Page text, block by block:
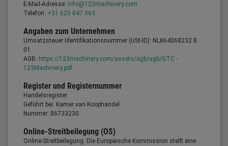
E-Mail-Adresse: info@123machinery.com
Telefon: +31 625 047 963
Angaben zum Unternehmen
Umsatzsteuer Identifikationsnummer (USt-ID): NL864068232 B
01
AGB: https://123machinery.com/assets/agb/agb/GTC -
123Machinery.pdf
Register und Registernummer
Handelsregister
Geführt bei: Kamer van Koophandel
Nummer: 86733230
Online-Streitbeilegung (OS)
Online-Streitbeilegung: Die Europäische Kommission stellt eine